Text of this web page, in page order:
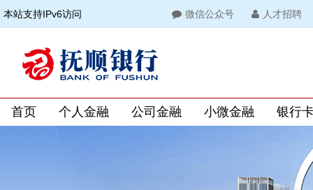
本站支持IPv6访问 微信公众号 人才招聘
首页 个人金融 公司金融 小微金融 银行